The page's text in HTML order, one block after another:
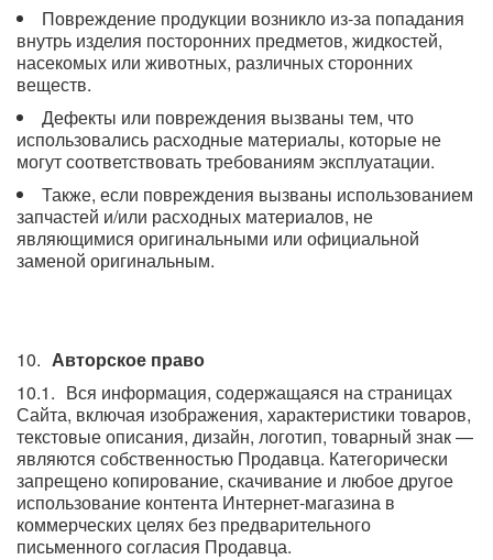
Повреждение продукции возникло из-за попадания
внутрь изделия посторонних предметов, жидкостей,
насекомых или животных, различных сторонних
веществ.
Дефекты или повреждения вызваны тем, что
использовались расходные материалы, которые не
могут соответствовать требованиям эксплуатации.
Также, если повреждения вызваны использованием
запчастей и/или расходных материалов, не
являющимися оригинальными или официальной
заменой оригинальным.
Авторское право
Вся информация, содержащаяся на страницах
Сайта, включая изображения, характеристики товаров,
текстовые описания, дизайн, логотип, товарный знак —
являются собственностью Продавца. Категорически
запрещено копирование, скачивание и любое другое
использование контента Интернет-магазина в
коммерческих целях без предварительного
письменного согласия Продавца.